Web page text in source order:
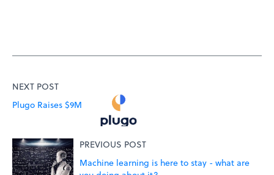
NEXT POST
Plugo Raises $9M
PREVIOUS POST
Machine learning is here to stay - what are